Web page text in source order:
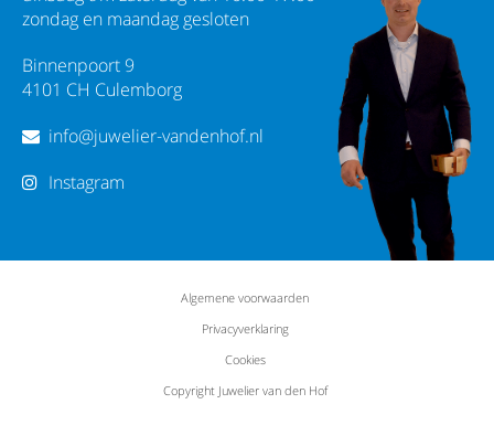
zondag en maandag gesloten
Binnenpoort 9
4101 CH Culemborg
info@juwelier-vandenhof.nl
Instagram
Algemene voorwaarden
Privacyverklaring
Cookies
Copyright Juwelier van den Hof